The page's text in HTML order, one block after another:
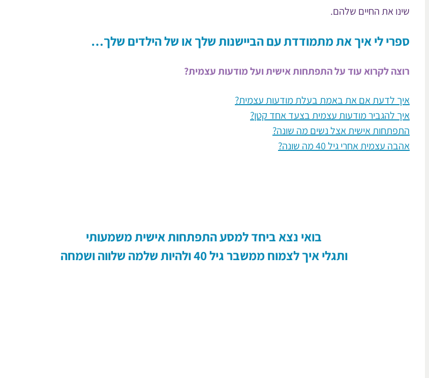
שינו את החיים שלהם.
ספרי לי איך את מתמודדת עם הביישנות שלך או של הילדים שלך…
רוצה לקרוא עוד על התפתחות אישית ועל מודעות עצמית?
איך לדעת אם את באמת בעלת מודעות עצמית?
איך להגביר מודעות עצמית בצעד אחד קטן?
התפתחות אישית אצל נשים מה שונה?
אהבה עצמית אחרי גיל 40 מה שונה?
בואי נצא ביחד למסע התפתחות אישית משמעותי
ותגלי איך לצמוח ממשבר גיל 40 ולהיות שלמה שלווה ושמחה